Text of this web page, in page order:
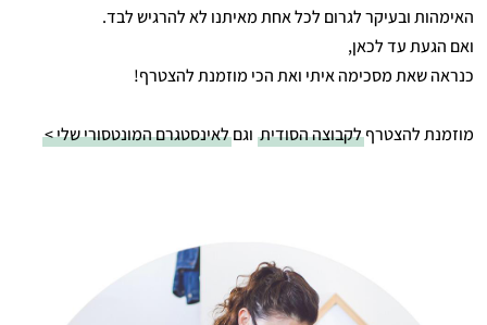
האימהות ובעיקר לגרום לכל אחת מאיתנו לא להרגיש לבד.
ואם הגעת עד לכאן,
כנראה שאת מסכימה איתי ואת הכי מוזמנת להצטרף!
מוזמנת להצטרףלקבוצה הסודיתוגםלאינסטגרם המונטסורי שלי >